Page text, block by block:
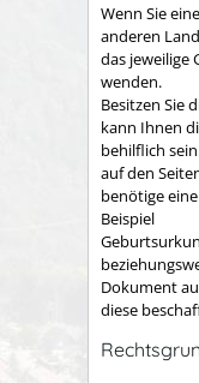
Wenn Sie
anderen
das jeweilige
wenden.
Besitzen Sie
kann Ihnen
behilflich
auf den
benötige
Beispiel
Dokument
diese